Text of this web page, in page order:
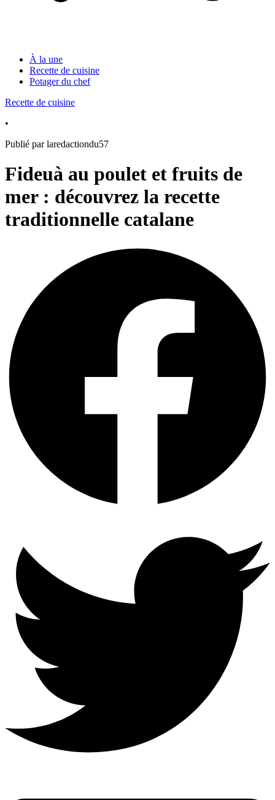
À la une
Recette de cuisine
Potager du chef
Recette de cuisine
•
Publié par laredactiondu57
Fideuà au poulet et fruits de
mer : découvrez la recette
traditionnelle catalane